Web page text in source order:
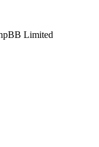
Limited